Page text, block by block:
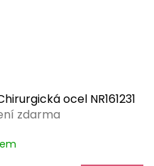
ocel NR161231
zdarma